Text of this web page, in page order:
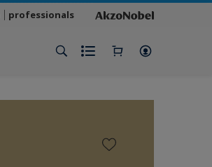
professionals